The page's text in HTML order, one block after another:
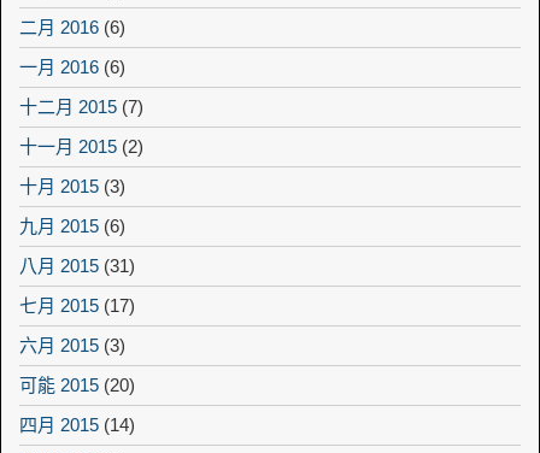
二月 2016 (6)
一月 2016 (6)
十二月 2015 (7)
十一月 2015 (2)
十月 2015 (3)
九月 2015 (6)
八月 2015 (31)
七月 2015 (17)
六月 2015 (3)
可能 2015 (20)
四月 2015 (14)